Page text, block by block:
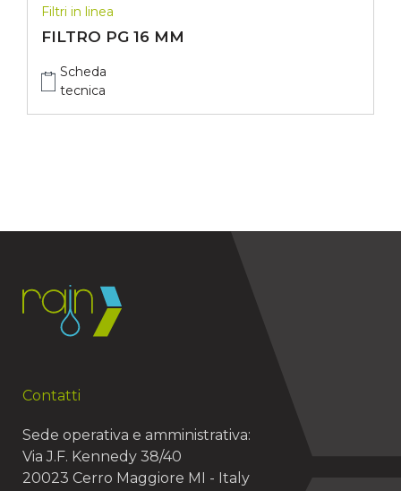
Filtri in linea
FILTRO PG 16 MM
Scheda
tecnica
Contatti
Sede operativa e amministrativa:
Via J.F. Kennedy 38/40
20023 Cerro Maggiore MI - Italy